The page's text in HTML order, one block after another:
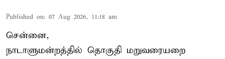
Published on: 07 Aug 2026, 11:18 am
சென்னை,
நாடாளுமன்றத்தில் தொகுதி மறுவரையறை